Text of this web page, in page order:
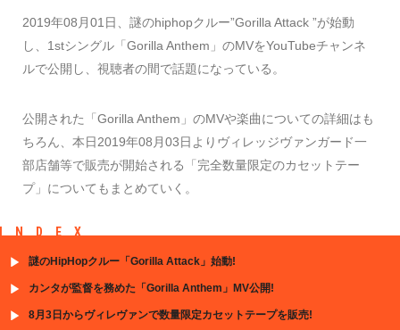
2019年08月01日、謎のhiphopクルー”Gorilla Attack ”が始動
し、1stシングル「Gorilla Anthem」のMVをYouTubeチャンネ
ルで公開し、視聴者の間で話題になっている。
公開された「Gorilla Anthem」のMVや楽曲についての詳細はも
ちろん、本日2019年08月03日よりヴィレッジヴァンガード一
部店舗等で販売が開始される「完全数量限定のカセットテー
プ」についてもまとめていく。
INDEX
謎のHipHopクルー「Gorilla Attack」始動!
カンタが監督を務めた「Gorilla Anthem」MV公開!
8月3日からヴィレヴァンで数量限定カセットテープを販売!